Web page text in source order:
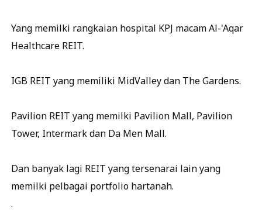
Yang memilki rangkaian hospital KPJ macam Al-'Aqar
Healthcare REIT.
IGB REIT yang memiliki MidValley dan The Gardens.
Pavilion REIT yang memilki Pavilion Mall, Pavilion
Tower, Intermark dan Da Men Mall.
Dan banyak lagi REIT yang tersenarai lain yang
memilki pelbagai portfolio hartanah.
.